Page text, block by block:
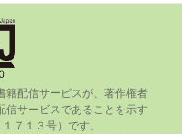
籍配信サービスが、著作権者
信サービスであることを⽰す
７１３号）です。